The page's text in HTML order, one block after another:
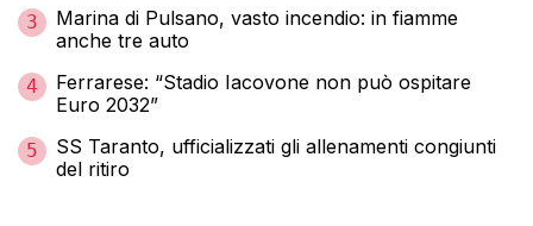
3
Marina di Pulsano, vasto incendio: in fiamme
anche tre auto
4
Ferrarese: “Stadio Iacovone non può ospitare
Euro 2032”
5
SS Taranto, ufficializzati gli allenamenti congiunti
del ritiro